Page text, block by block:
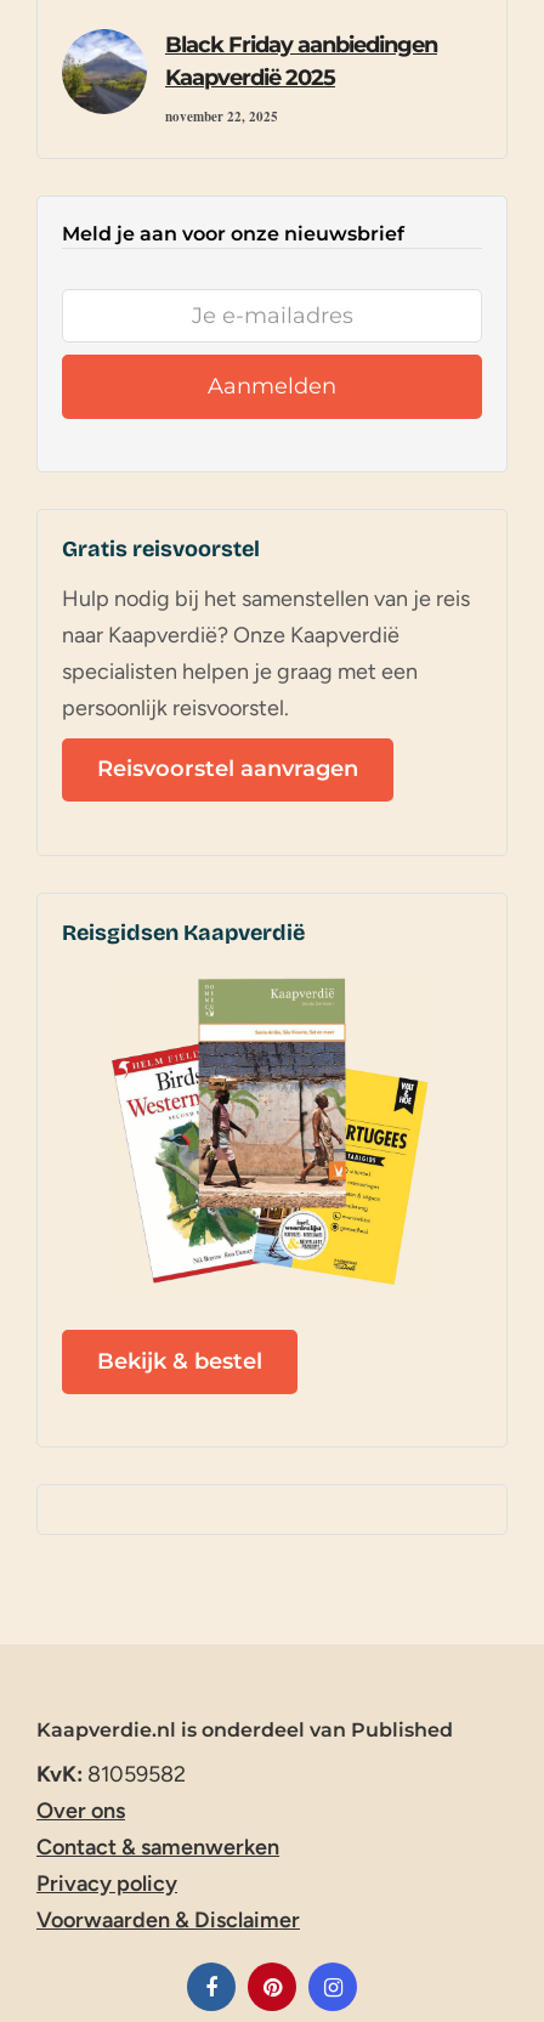
Black Friday aanbiedingen
Kaapverdië 2025
november 22, 2025
Meld je aan voor onze nieuwsbrief
Gratis reisvoorstel
Hulp nodig bij het samenstellen van je reis
naar Kaapverdië? Onze Kaapverdië
specialisten helpen je graag met een
persoonlijk reisvoorstel.
Reisvoorstel aanvragen
Reisgidsen Kaapverdië
Bekijk & bestel
Kaapverdie.nl is onderdeel van Published
KvK: 81059582
Over ons
Contact & samenwerken
Privacy policy
Voorwaarden & Disclaimer